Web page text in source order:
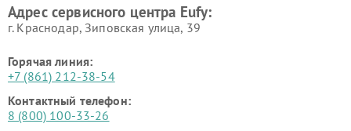
Адрес сервисного центра Eufy:
г. Краснодар, Зиповская улица, 39
Горячая линия:
+7 (861) 212-38-54
Контактный телефон:
8 (800) 100-33-26